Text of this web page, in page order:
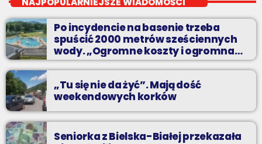
Teatr, kino, muzyka, sztuka - czyli wszystko to, co interesuje
kulturalnego człowieka.
Po incydencie na basenie trzeba
spuścić 2000 metrów sześciennych
wody. „Ogromne koszty i ogromna
praca”
„Tu się nie da żyć”. Mają dość
weekendowych korków
Seniorka z Bielska-Białej przekazała